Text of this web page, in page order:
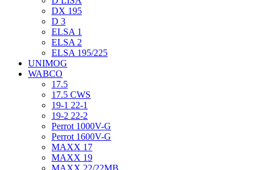
DX 195
D 3
ELSA 1
ELSA 2
ELSA 195/225
UNIMOG
WABCO
17.5
17.5 CWS
19-1 22-1
19-2 22-2
Perrot 1000V-G
Perrot 1600V-G
MAXX 17
MAXX 19
MAXX 22/22MB